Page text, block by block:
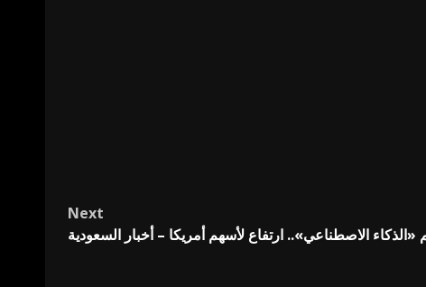
Next
«الذكاء الاصطناعي».. ارتفاع لأسهم أمريكا – أخبار السعودية